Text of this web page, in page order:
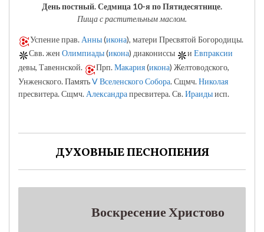
День постный.Седмица 10-я по Пятидесятнице.
Пища с растительным маслом.
Успение прав. Анны(икона), матери Пресвятой Богородицы.
Свв. жен Олимпиады(икона) диакониссы и Евпраксии
девы, Тавеннской.
Прп.Макария(икона) Желтоводского,
Унженского. ПамятьV Вселенского Собора. Сщмч.Николая
пресвитера. Сщмч. Александрапресвитера. Св.Ираидыисп.
ДУХОВНЫЕ ПЕСНОПЕНИЯ
Воскресение Христово